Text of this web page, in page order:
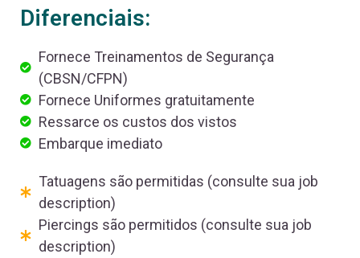
Diferenciais:
Fornece Treinamentos de Segurança
(CBSN/CFPN)
Fornece Uniformes gratuitamente
Ressarce os custos dos vistos
Embarque imediato
Tatuagens são permitidas (consulte sua job
description)
Piercings são permitidos (consulte sua job
description)